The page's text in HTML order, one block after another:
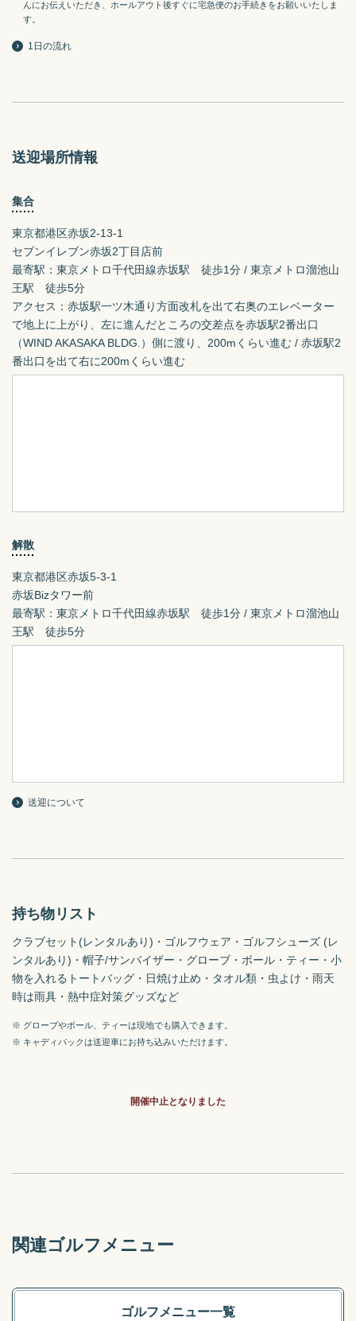
んにお伝えいただき、ホールアウト後すぐに宅急便のお手続きをお願いいたしま
す。
1日の流れ
送迎場所情報
集合
東京都港区赤坂2-13-1
セブンイレブン赤坂2丁目店前
最寄駅：東京メトロ千代田線赤坂駅　徒歩1分 / 東京メトロ溜池山
王駅　徒歩5分
アクセス：赤坂駅一ツ木通り方面改札を出て右奥のエレベーター
で地上に上がり、左に進んだところの交差点を赤坂駅2番出口
（WIND AKASAKA BLDG.）側に渡り、200mくらい進む / 赤坂駅2
番出口を出て右に200mくらい進む
解散
東京都港区赤坂5-3-1
赤坂Bizタワー前
最寄駅：東京メトロ千代田線赤坂駅　徒歩1分 / 東京メトロ溜池山
王駅　徒歩5分
送迎について
持ち物リスト
クラブセット(レンタルあり)・ゴルフウェア・ゴルフシューズ (レ
ンタルあり)・帽子/サンバイザー・グローブ・ボール・ティー・小
物を入れるトートバッグ・日焼け止め・タオル類・虫よけ・雨天
時は雨具・熱中症対策グッズなど
※ グローブやボール、ティーは現地でも購入できます。
※ キャディバックは送迎車にお持ち込みいただけます。
開催中止となりました
関連ゴルフメニュー
ゴルフメニュー一覧